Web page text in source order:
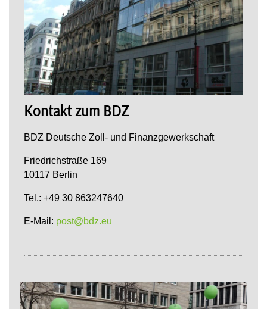
Kontakt zum BDZ
BDZ Deutsche Zoll- und Finanzgewerkschaft
Friedrichstraße 169
10117 Berlin
Tel.: +49 30 863247640
E-Mail: post@bdz.eu